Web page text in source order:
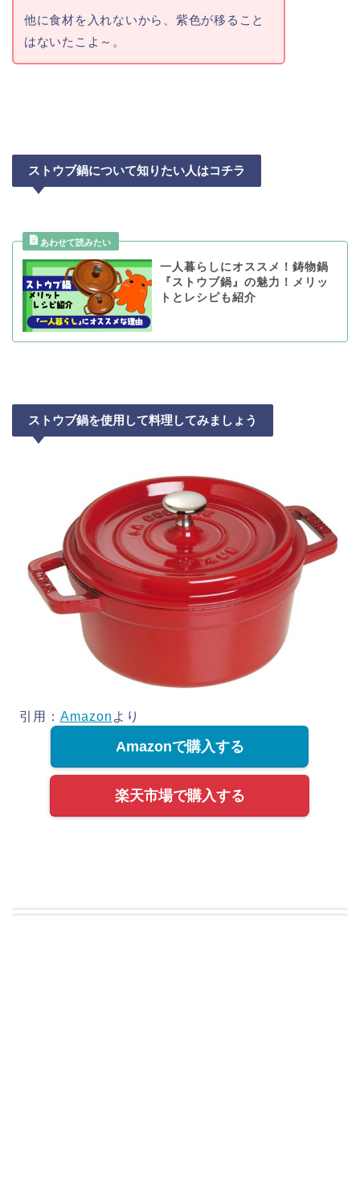
他に食材を入れないから、紫色が移ること
はないたこよ～。
ストウブ鍋について知りたい人はコチラ
一人暮らしにオススメ！鋳物鍋
『ストウブ鍋』の魅力！メリッ
トとレシピも紹介
ストウブ鍋を使用して料理してみましょう
引用： Amazon より
Amazonで購入する
楽天市場で購入する